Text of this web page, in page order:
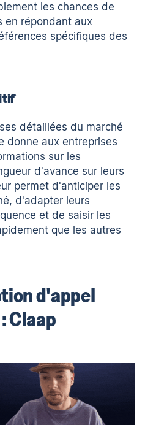
les chances de
en répondant aux
spécifiques des
détaillées du marché
donne aux entreprises
sur les
d'avance sur leurs
permet d'anticiper les
d'adapter leurs
et de saisir les
que les autres
d'appel
Claap